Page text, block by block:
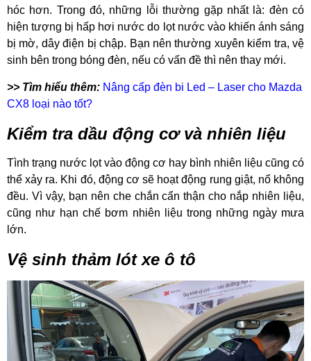
hóc hơn. Trong đó, những lỗi thường gặp nhất là: đèn có
hiện tượng bị hấp hơi nước do lọt nước vào khiến ánh sáng
bị mờ, dây điện bị chập. Bạn nên thường xuyên kiểm tra, vệ
sinh bên trong bóng đèn, nếu có vấn đề thì nên thay mới.
>> Tìm hiểu thêm: Nâng cấp đèn bi Led – Laser cho Mazda
CX8 loại nào tốt?
Kiểm tra dầu động cơ và nhiên liệu
Tình trạng nước lọt vào động cơ hay bình nhiên liệu cũng có
thể xảy ra. Khi đó, động cơ sẽ hoạt động rung giật, nổ không
đều. Vì vậy, bạn nên che chắn cẩn thận cho nắp nhiên liệu,
cũng như hạn chế bơm nhiên liệu trong những ngày mưa
lớn.
Vệ sinh thảm lót xe ô tô